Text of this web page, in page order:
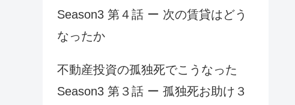
Season3 第４話 ー 次の賃貸はどう
なったか
不動産投資の孤独死でこうなった
Season3 第３話 ー 孤独死お助け３